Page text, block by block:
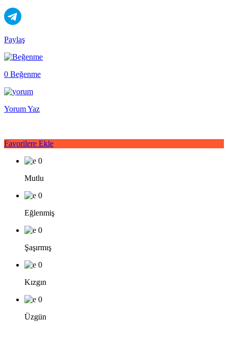
Paylaş
0 Beğenme
Yorum Yaz
Favorilere Ekle
0
Mutlu
0
Eğlenmiş
0
Şaşırmış
0
Kızgın
0
Üzgün